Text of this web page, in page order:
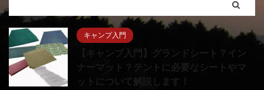
キャンプ入門
【キャンプ入門】グランドシート？イン
ナーマット？テントに必要なシートやマ
ットについて解説します！